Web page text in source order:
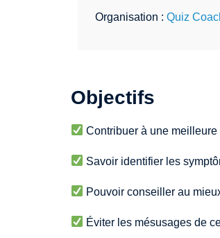
Organisation : Quiz
Objectifs
Contribuer à une
Savoir identifier les
Pouvoir conseiller au
Éviter les mésusages de